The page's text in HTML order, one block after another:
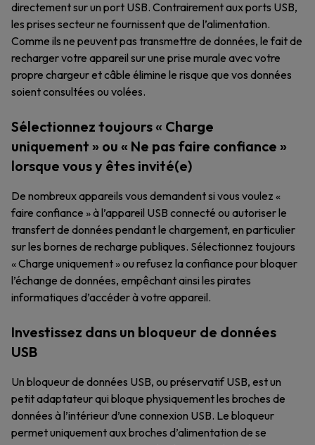
directement sur un port USB. Contrairement aux ports USB,
les prises secteur ne fournissent que de l’alimentation.
Comme ils ne peuvent pas transmettre de données, le fait de
recharger votre appareil sur une prise murale avec votre
propre chargeur et câble élimine le risque que vos données
soient consultées ou volées.
Sélectionnez toujours « Charge
uniquement » ou « Ne pas faire confiance »
lorsque vous y êtes invité(e)
De nombreux appareils vous demandent si vous voulez «
faire confiance » à l’appareil USB connecté ou autoriser le
transfert de données pendant le chargement, en particulier
sur les bornes de recharge publiques. Sélectionnez toujours
« Charge uniquement » ou refusez la confiance pour bloquer
l’échange de données, empêchant ainsi les pirates
informatiques d’accéder à votre appareil.
Investissez dans un bloqueur de données
USB
Un bloqueur de données USB, ou préservatif USB, est un
petit adaptateur qui bloque physiquement les broches de
données à l’intérieur d’une connexion USB. Le bloqueur
permet uniquement aux broches d’alimentation de se